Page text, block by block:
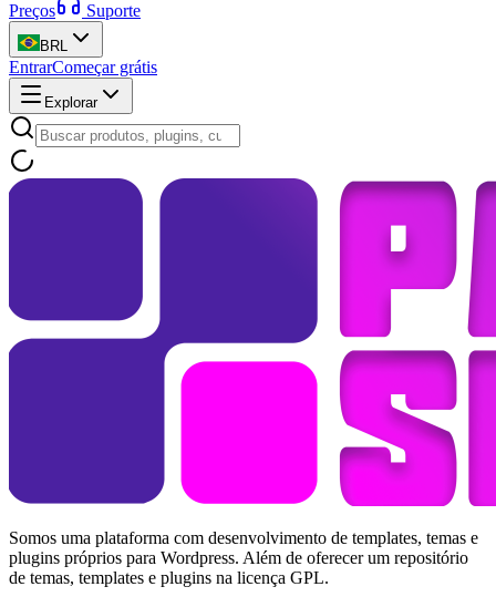
Preços Suporte
BRL
EntrarComeçar grátis
Explorar
Somos uma plataforma com desenvolvimento de templates, temas e
plugins próprios para Wordpress. Além de oferecer um repositório
de temas, templates e plugins na licença GPL.